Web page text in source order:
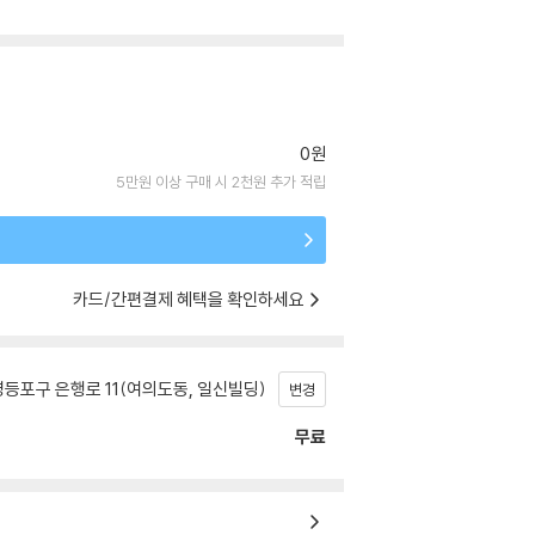
0원
5만원 이상 구매 시 2천원 추가 적립
카드/간편결제 혜택을 확인하세요
포구 은행로 11(여의도동, 일신빌딩) 변경
무료